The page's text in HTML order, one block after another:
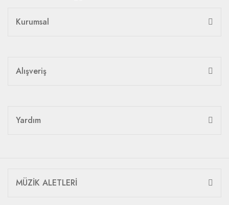
Kurumsal
Alışveriş
Yardım
MÜZİK ALETLERİ